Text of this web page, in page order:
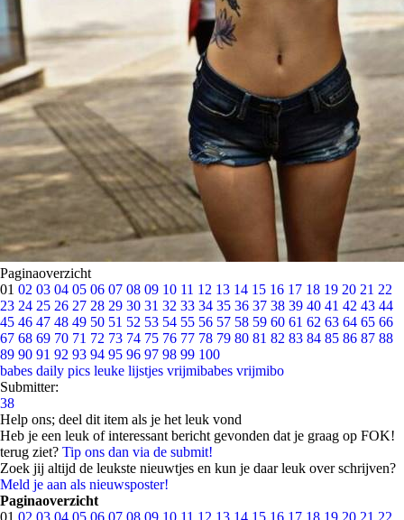
Paginaoverzicht
01 02 03 04 05 06 07 08 09 10 11 12 13 14 15 16 17 18 19 20 21 22
23 24 25 26 27 28 29 30 31 32 33 34 35 36 37 38 39 40 41 42 43 44
45 46 47 48 49 50 51 52 53 54 55 56 57 58 59 60 61 62 63 64 65 66
67 68 69 70 71 72 73 74 75 76 77 78 79 80 81 82 83 84 85 86 87 88
89 90 91 92 93 94 95 96 97 98 99 100
babes daily pics leuke lijstjes vrijmibabes vrijmibo
Submitter:
38
Help ons; deel dit item als je het leuk vond
Heb je een leuk of interessant bericht gevonden dat je graag op FOK!
terug ziet? Tip ons dan via de submit!
Zoek jij altijd de leukste nieuwtjes en kun je daar leuk over schrijven?
Meld je aan als nieuwsposter!
Paginaoverzicht
01 02 03 04 05 06 07 08 09 10 11 12 13 14 15 16 17 18 19 20 21 22